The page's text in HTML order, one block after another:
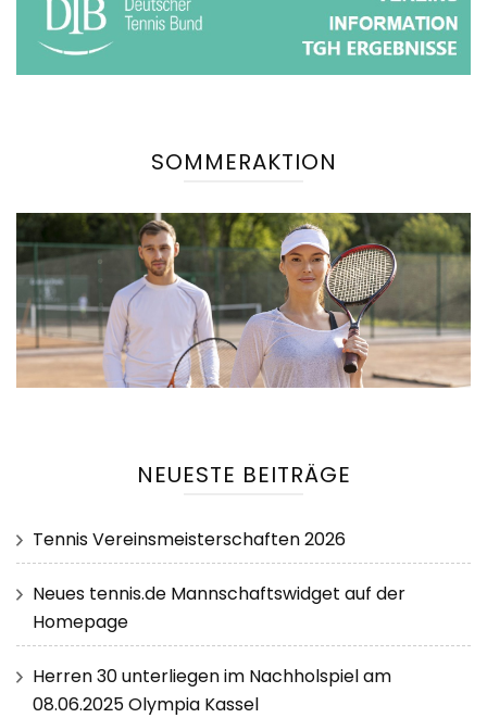
SOMMERAKTION
NEUESTE BEITRÄGE
Tennis Vereinsmeisterschaften 2026
Neues tennis.de Mannschaftswidget auf der
Homepage
Herren 30 unterliegen im Nachholspiel am
08.06.2025 Olympia Kassel